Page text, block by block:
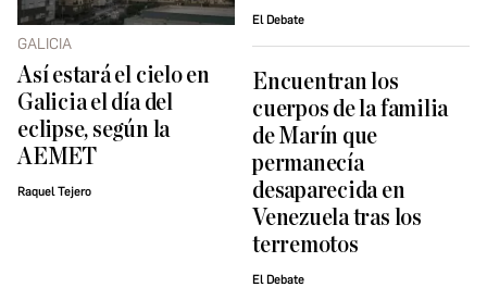
GALICIA
Así estará el cielo en
Galicia el día del
eclipse, según la
AEMET
Raquel Tejero
El Debate
Encuentran los
cuerpos de la familia
de Marín que
permanecía
desaparecida en
Venezuela tras los
terremotos
El Debate